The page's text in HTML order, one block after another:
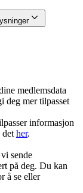
medlemsdata
deg mer tilpasset
informasjon
det her.
sende
på deg. Du kan
å se eller